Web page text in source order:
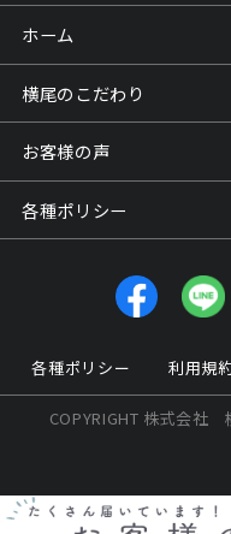
ホーム
横尾のこだわり
お客様の声
各種ポリシー
各種ポリシー 利用規
COPYRIGHT 株式会社